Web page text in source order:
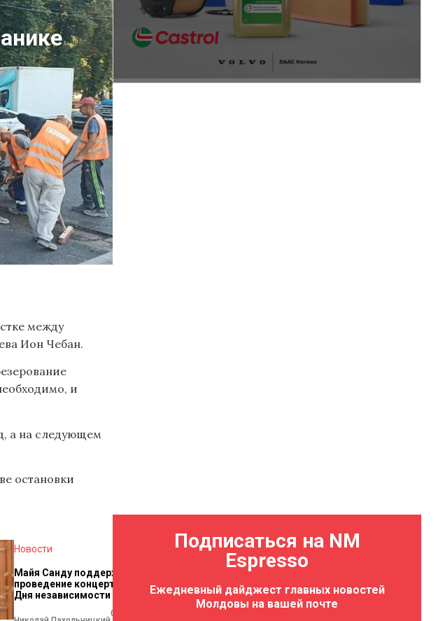
между
Ион Чебан.
и
а на следующем
остановки
Новости
Майя Санду поддержала
проведение концерта в честь
Дня независимости Молдовы
07.08.2026 12:36
Подписаться на NM
Espresso
Ежедневный дайджест главных новостей
Молдовы на вашей почте